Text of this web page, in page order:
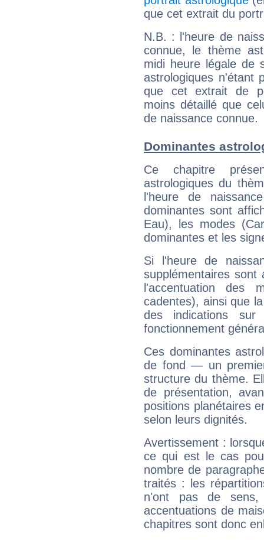
que cet extrait du
N.B. : l'heure de
connue, le thème
midi heure légale de
astrologiques n'étant
que cet extrait de
moins détaillé que
de naissance connue.
Dominantes
Ce chapitre
astrologiques du
l'heure de
dominantes sont
Eau), les modes
dominantes et les
Si l'heure de
supplémentaires sont
l'accentuation des
cadentes), ainsi que
des indications sur
fonctionnement
Ces dominantes
de fond — un
structure du thème.
de présentation,
positions planétaires
selon leurs dignités.
Avertissement :
ce qui est le cas
nombre de
traités : les
n'ont pas de sens,
accentuations de
chapitres sont donc